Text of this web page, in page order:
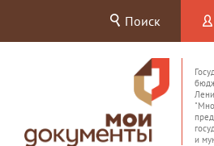
Поиск
и